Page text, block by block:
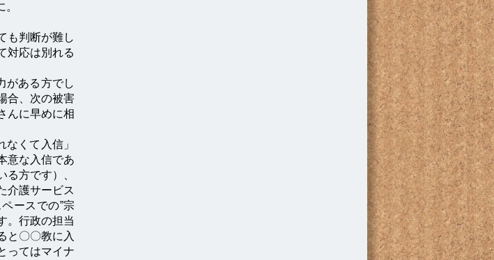
も判断が難し
対応は別れる
がある方でし
合、次の被害
んに早めに相
くて入信」
意な入信であ
方です）、
介護サービス
ースでの”宗
。行政の担当
と〇〇教に入
ってはマイナ